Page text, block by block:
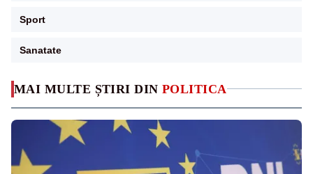
MAI MULTE ȘTIRI DIN POLITICA
Sport
Sanatate